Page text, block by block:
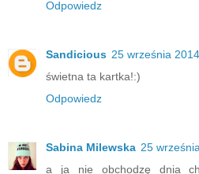
Odpowiedz
Sandicious 25 września
świetna ta kartka!:)
Odpowiedz
Sabina Milewska 25
a ja nie obchodzę dnia